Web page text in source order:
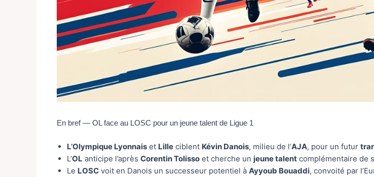
En bref — OL face au LOSC pour un jeune talent de Ligue 1
L’Olympique Lyonnais et Lille ciblent Kévin Danois, milieu de l’AJA, pour un futur
L’OL anticipe l’après Corentin Tolisso et cherche un jeune talent complémentaire de
Le LOSC voit en Danois un successeur potentiel à Ayyoub Bouaddi, convoité par